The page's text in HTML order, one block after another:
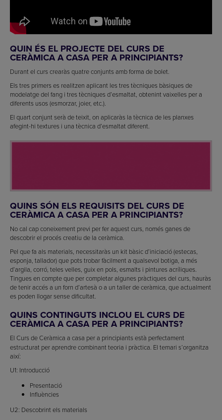
QUIN ÉS EL PROJECTE DEL CURS DE
CERÀMICA A CASA PER A PRINCIPIANTS?
Durant el curs crearàs quatre conjunts amb forma de bolet.
Els tres primers es realitzen aplicant les tres tècniques bàsiques de
modelatge del fang i tres tècniques d’esmaltat, obtenint vaixelles per a
diferents usos (esmorzar, joier, etc.).
El quart conjunt serà de teixit, on aplicaràs la tècnica de les planxes
afegint-hi textures i una tècnica d’esmaltat diferent.
QUINS SÓN ELS REQUISITS DEL CURS DE
CERÀMICA A CASA PER A PRINCIPIANTS?
No cal cap coneixement previ per fer aquest curs, només ganes de
descobrir el procés creatiu de la ceràmica.
Pel que fa als materials, necessitaràs un kit bàsic d’iniciació (estecas,
esponja, tallador) que pots trobar fàcilment a qualsevol botiga, a més
d’argila, corró, teles velles, guix en pols, esmalts i pintures acríliques.
Tingues en compte que per completar algunes pràctiques del curs, hauràs
de tenir accés a un forn d’artesà o a un taller de ceràmica, que actualment
es poden llogar sense dificultat.
QUINS CONTINGUTS INCLOU EL CURS DE
CERÀMICA A CASA PER A PRINCIPIANTS?
El Curs de Ceràmica a casa per a principiants està perfectament
estructurat per aprendre combinant teoria i pràctica. El temari s’organitza
així:
U1: Introducció
Presentació
Influències
U2: Descobrint els materials